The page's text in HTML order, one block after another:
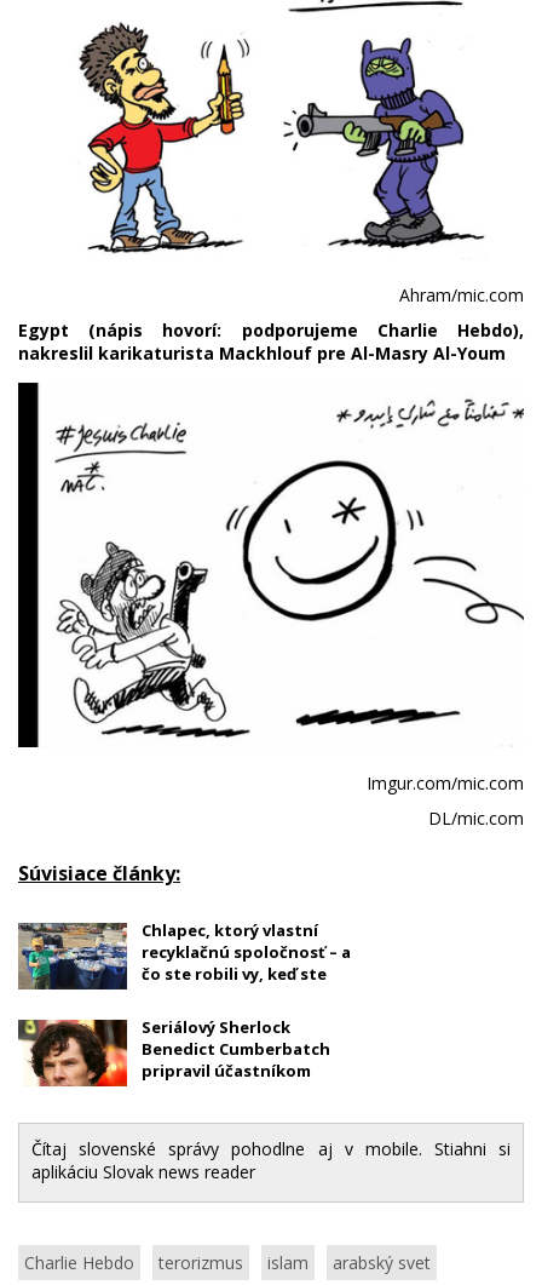
Ahram/mic.com
Egypt (nápis hovorí: podporujeme Charlie Hebdo),
nakreslil karikaturista Mackhlouf pre Al-Masry Al-Youm
Imgur.com/mic.com
DL/mic.com
Súvisiace články:
Chlapec, ktorý vlastní
recyklačnú spoločnosť – a
čo ste robili vy, keď ste
Seriálový Sherlock
Benedict Cumberbatch
pripravil účastníkom
Čítaj slovenské správy pohodlne aj v mobile. Stiahni si
aplikáciu Slovak news reader
Charlie Hebdo terorizmus islam arabský svet